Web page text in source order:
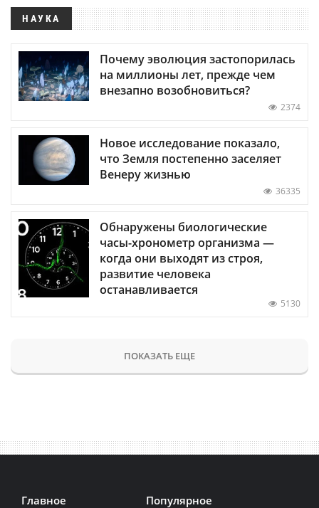
НАУКА
Почему эволюция застопорилась
на миллионы лет, прежде чем
внезапно возобновиться?
2374
Новое исследование показало,
что Земля постепенно заселяет
Венеру жизнью
36335
Обнаружены биологические
часы-хронометр организма —
когда они выходят из строя,
развитие человека
останавливается
5130
ПОКАЗАТЬ ЕЩЕ
Главное Популярное